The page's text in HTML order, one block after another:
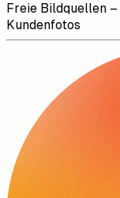
Freie Bildquellen –
Kundenfotos